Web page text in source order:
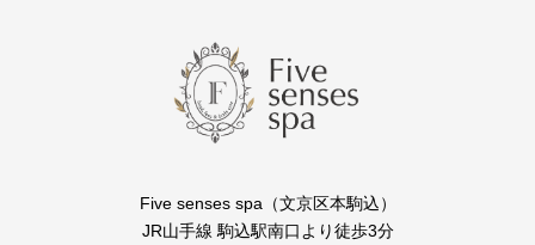
Five senses spa（文京区本駒込）
JR山手線 駒込駅南口より徒歩3分